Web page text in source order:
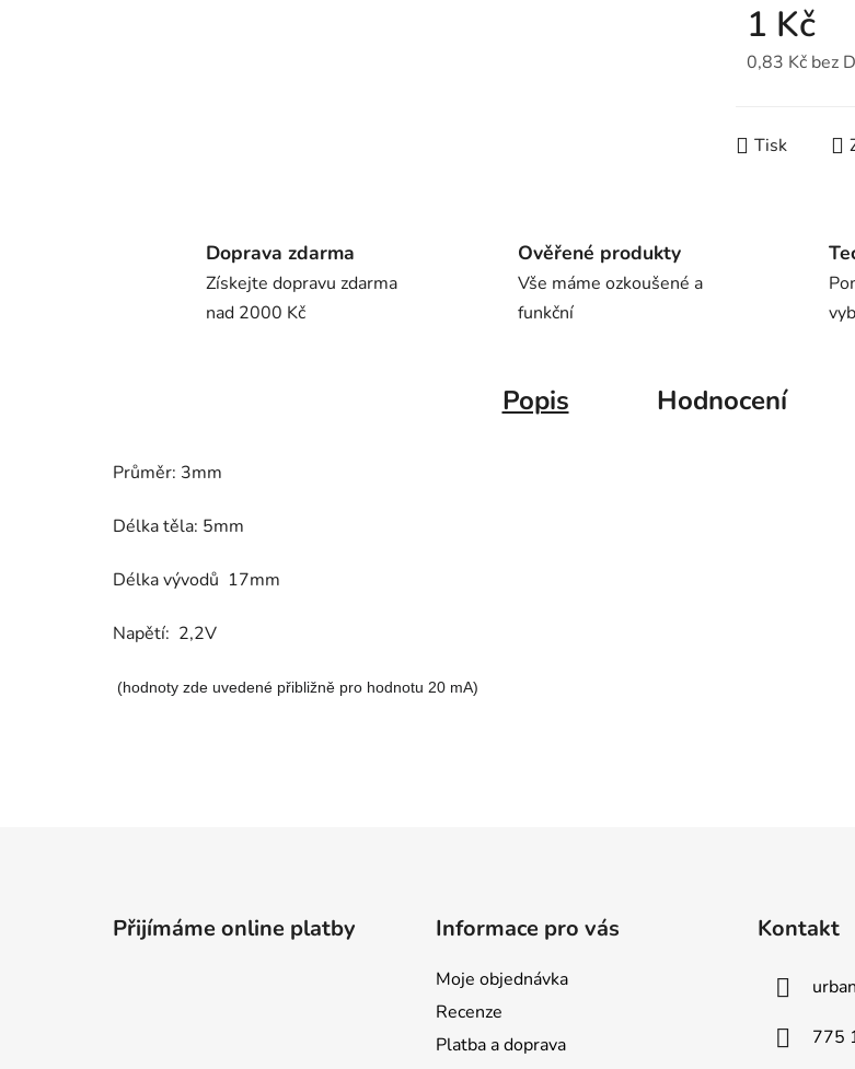
1 Kč
0,83 Kč bez
Tisk
Doprava zdarma
Získejte dopravu zdarma
nad 2000 Kč
Ověřené produkty
Vše máme ozkoušené a
funkční
Popis Hodnocení
Průměr: 3mm
Délka těla: 5mm
Délka vývodů 17mm
Napětí: 2,2V
(hodnoty zde uvedené přibližně pro hodnotu 20 mA)
Přijímáme online platby Informace pro vás
Moje objednávka
Recenze
Platba a doprava
Kontakt
775